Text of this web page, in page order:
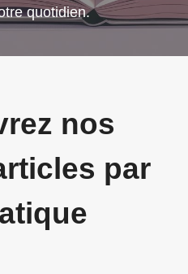
quotidien.
nos
par